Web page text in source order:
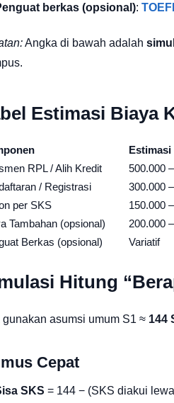
berkas (opsional):
Angka di bawah adalah
Estimasi Biaya
Estimasi
RPL / Alih Kredit
500.000
/ Registrasi
300.000
per SKS
150.000
Tambahan (opsional)
200.000
Berkas (opsional)
Variatif
Hitung
gunakan asumsi umum S1 ≈ 144
Cepat
SKS = 144 − (SKS diakui